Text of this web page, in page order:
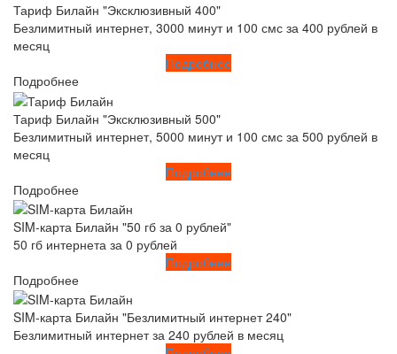
Тариф Билайн "Эксклюзивный 400"
Безлимитный интернет, 3000 минут и 100 смс за 400 рублей в
месяц
Подробнее
Подробнее
Тариф Билайн "Эксклюзивный 500"
Безлимитный интернет, 5000 минут и 100 смс за 500 рублей в
месяц
Подробнее
Подробнее
SIM-карта Билайн "50 гб за 0 рублей"
50 гб интернета за 0 рублей
Подробнее
Подробнее
SIM-карта Билайн "Безлимитный интернет 240"
Безлимитный интернет за 240 рублей в месяц